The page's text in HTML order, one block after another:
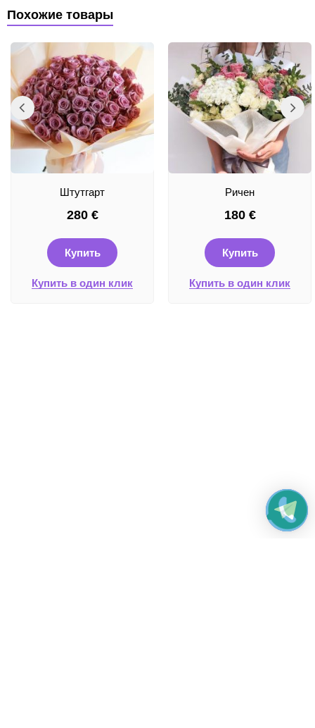
Похожие товары
Штутгарт
280 €
Купить
Купить в один клик
Ричен
180 €
Купить
Купить в один клик